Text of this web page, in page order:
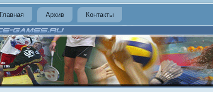
Главная Архив Контакты